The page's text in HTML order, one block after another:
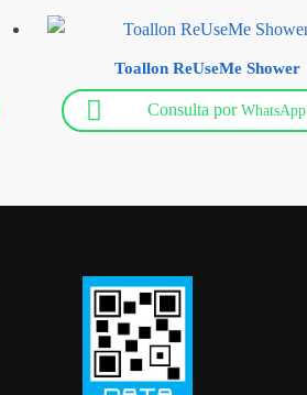
Toallon ReUseMe Shower
Consulta por WhatsApp